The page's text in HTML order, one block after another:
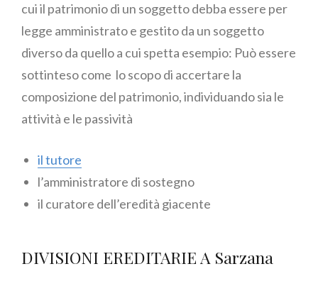
cui il patrimonio di un soggetto debba essere per
legge amministrato e gestito da un soggetto
diverso da quello a cui spetta esempio: Può essere
sottinteso come lo scopo di accertare la
composizione del patrimonio, individuando sia le
attività e le passività
il tutore
l’amministratore di sostegno
il curatore dell’eredità giacente
DIVISIONI EREDITARIE A Sarzana